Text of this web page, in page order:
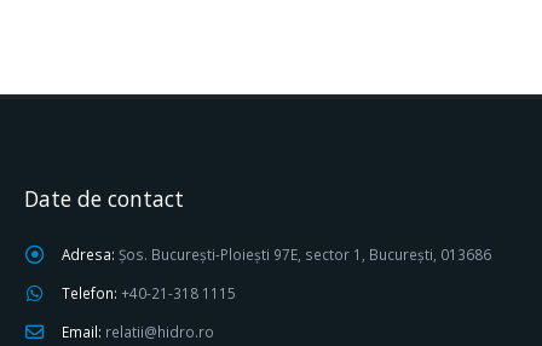
Date de contact
Adresa: Șos. București-Ploiești 97E, sector 1, București, 013686
Telefon: +40-21-318 1115
Email: relatii@hidro.ro